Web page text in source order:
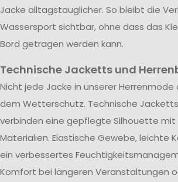
Jacke alltagstauglicher. So bleibt die
Wassersport sichtbar, ohne dass das
Bord getragen werden kann.
Technische Jacketts und
Nicht jede Jacke in unserer Herrenmode
dem Wetterschutz. Technische
verbinden eine gepflegte Silhouette mit
Materialien. Elastische Gewebe, leichte
ein verbessertes
Komfort bei längeren Veranstaltungen